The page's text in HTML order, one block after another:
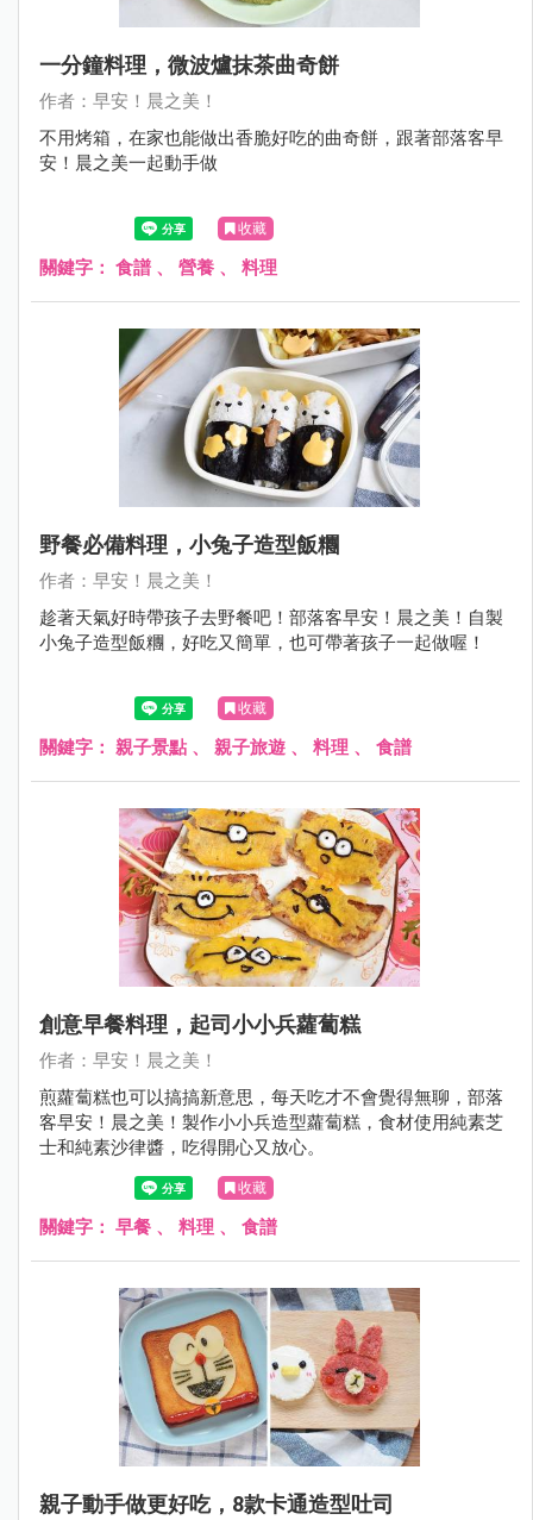
一分鐘料理，微波爐抹茶曲奇餅
作者：早安！晨之美！
不用烤箱，在家也能做出香脆好吃的曲奇餅，跟著部落客早
安！晨之美一起動手做
收藏
關鍵字： 食譜 、 營養 、 料理
野餐必備料理，小兔子造型飯糰
作者：早安！晨之美！
趁著天氣好時帶孩子去野餐吧！部落客早安！晨之美！自製
小兔子造型飯糰，好吃又簡單，也可帶著孩子一起做喔！
收藏
關鍵字： 親子景點 、 親子旅遊 、 料理 、 食譜
創意早餐料理，起司小小兵蘿蔔糕
作者：早安！晨之美！
煎蘿蔔糕也可以搞搞新意思，每天吃才不會覺得無聊，部落
客早安！晨之美！製作小小兵造型蘿蔔糕，食材使用純素芝
士和純素沙律醬，吃得開心又放心。
收藏
關鍵字： 早餐 、 料理 、 食譜
親子動手做更好吃，8款卡通造型吐司